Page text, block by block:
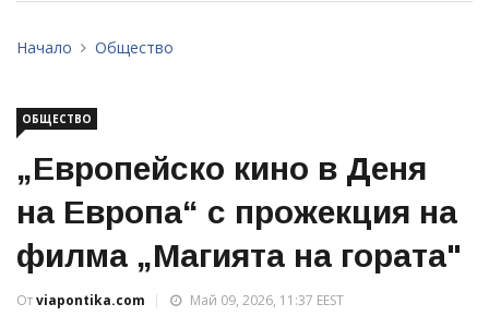
Начало Общество
ОБЩЕСТВО
„Европейско кино в Деня
на Европа“ с прожекция на
филма „Магията на гората"
Отviapontika.com
Май 09, 2026, 11:37 EEST